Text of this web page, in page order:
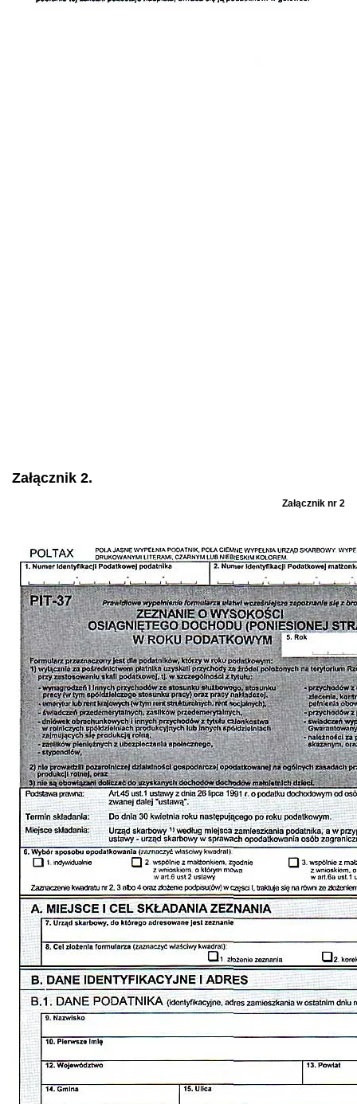
Załącznik 2.
Załącznik nr 2